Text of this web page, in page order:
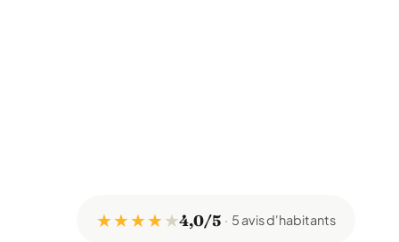
★ ★ ★ ★★4,0/5 5 avis d'habitants